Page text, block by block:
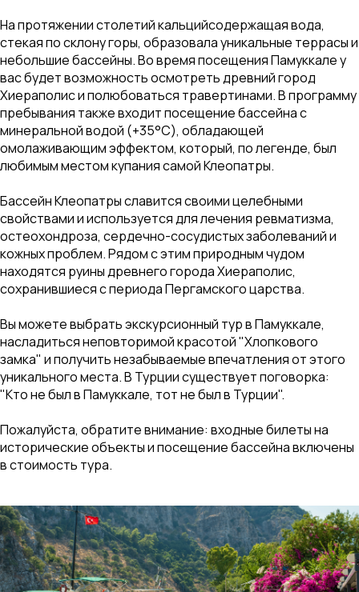
На протяжении столетий кальцийсодержащая вода,
стекая по склону горы, образовала уникальные террасы и
небольшие бассейны. Во время посещения Памуккале у
вас будет возможность осмотреть древний город
Хиераполис и полюбоваться травертинами. В программу
пребывания также входит посещение бассейна с
минеральной водой (+35°C), обладающей
омолаживающим эффектом, который, по легенде, был
любимым местом купания самой Клеопатры.
Бассейн Клеопатры славится своими целебными
свойствами и используется для лечения ревматизма,
остеохондроза, сердечно-сосудистых заболеваний и
кожных проблем. Рядом с этим природным чудом
находятся руины древнего города Хиераполис,
сохранившиеся с периода Пергамского царства.
Вы можете выбрать экскурсионный тур в Памуккале,
насладиться неповторимой красотой "Хлопкового
замка" и получить незабываемые впечатления от этого
уникального места. В Турции существует поговорка:
"Кто не был в Памуккале, тот не был в Турции".
Пожалуйста, обратите внимание: входные билеты на
исторические объекты и посещение бассейна включены
в стоимость тура.